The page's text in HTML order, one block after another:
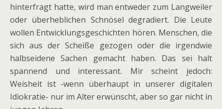
hinterfragt hatte, wird man entweder zum Langweiler
oder überheblichen Schnösel degradiert. Die Leute
wollen Entwicklungsgeschichten hören. Menschen, die
sich aus der Scheiße gezogen oder die irgendwie
halbseidene Sachen gemacht haben. Das sei halt
spannend und interessant. Mir scheint jedoch:
Weisheit ist ‑wenn überhaupt in unserer digitalen
Idiokratie- nur im Alter erwünscht, aber so gar nicht in